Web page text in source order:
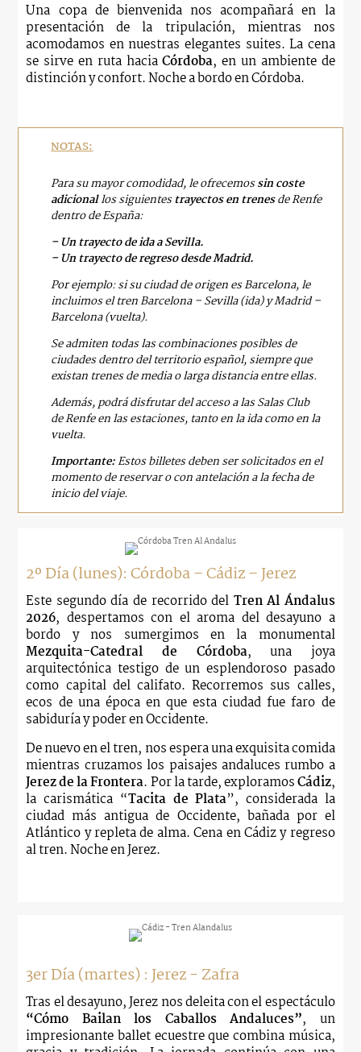
Una copa de bienvenida nos acompañará en la
presentación de la tripulación, mientras nos
acomodamos en nuestras elegantes suites. La cena
se sirve en ruta haciaCórdoba, en un ambiente de
distinción y confort. Noche a bordo en Córdoba.
NOTAS:
Para su mayor comodidad, le ofrecemossin coste
adicionallos siguientestrayectos en trenesde Renfe
dentro de España:
– Un trayecto de ida a Sevilla.
– Un trayecto de regreso desde Madrid.
Por ejemplo: si su ciudad de origen es Barcelona, le
incluimos el tren Barcelona – Sevilla (ida) y Madrid –
Barcelona (vuelta).
Se admiten todas las combinaciones posibles de
ciudades dentro del territorio español, siempre que
existan trenes de media o larga distancia entre ellas.
Además, podrá disfrutar del acceso a las Salas Club
de Renfe en las estaciones, tanto en la ida como en la
vuelta.
Importante:Estos billetes deben ser solicitados en el
momento de reservar o con antelación a la fecha de
inicio del viaje.
2º Día (lunes): Córdoba – Cádiz – Jerez
Este segundo día de recorrido del Tren Al Ándalus
2026, despertamos con el aroma del desayuno a
bordo y nos sumergimos en la monumental
Mezquita-Catedral de Córdoba, una joya
arquitectónica testigo de un esplendoroso pasado
como capital del califato. Recorremos sus calles,
ecos de una época en que esta ciudad fue faro de
sabiduría y poder en Occidente.
De nuevo en el tren, nos espera una exquisita comida
mientras cruzamos los paisajes andaluces rumbo a
Jerez de la Frontera. Por la tarde, exploramosCádiz,
la carismática “Tacita de Plata”, considerada la
ciudad más antigua de Occidente, bañada por el
Atlántico y repleta de alma. Cena en Cádiz y regreso
al tren. Noche en Jerez.
3er Día (martes) : Jerez - Zafra
Tras el desayuno, Jerez nos deleita con el espectáculo
“Cómo Bailan los Caballos Andaluces”, un
impresionante ballet ecuestre que combina música,